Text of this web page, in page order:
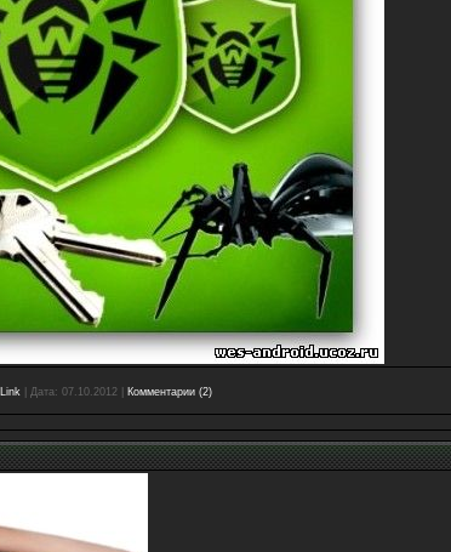
Link Дата: 07.10.2012 Комментарии (2)